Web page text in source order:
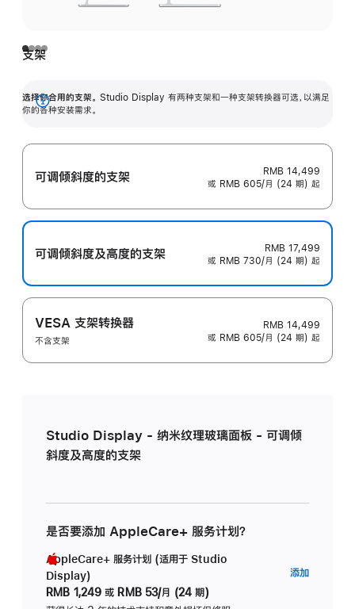
支架
选择你合用的支架。 Studio Display 有两种支架和一种支架转换器可选，以满足
你的各种安装需求。
展
可调倾斜度的支架
RMB 14,499
或 RMB 605/月 (24 期) 起
可调倾斜度及高‍度的支‍架
RMB 17,499
或 RMB 730/月 (24 期) 起
VESA 支架转换器
不含支架
RMB 14,499
或 RMB 605/月 (24 期) 起
Studio Display - 纳米纹理玻璃面板 - 可调倾
斜度及高度的支架
是否要添加 AppleCare+ 服务计划？
AppleCare+ 服务计划 (适用于 Studio
Display)
RMB 1,249 或 RMB 53/月 (24 期)
添加